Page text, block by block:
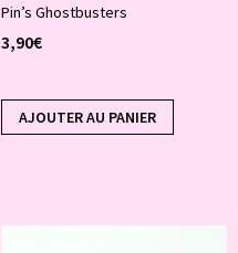
Pin’s Ghostbusters
3,90€
AJOUTER AU PANIER